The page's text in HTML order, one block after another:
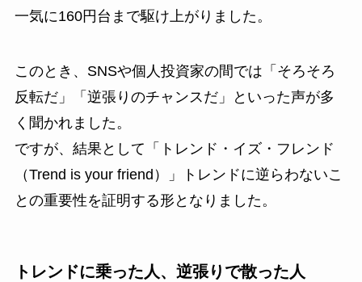
一気に160円台まで駆け上がりました。
このとき、SNSや個人投資家の間では「そろそろ
反転だ」「逆張りのチャンスだ」といった声が多
く聞かれました。
ですが、結果として「トレンド・イズ・フレンド
（Trend is your friend）」トレンドに逆らわないこ
との重要性を証明する形となりました。
トレンドに乗った人、逆張りで散った人